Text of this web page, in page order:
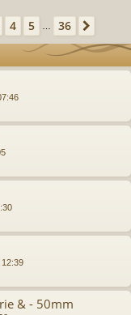
36
4 5 36
& - 50mm